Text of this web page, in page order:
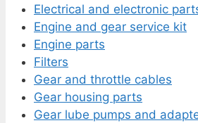
Electrical and electronic
Engine and gear service kit
Engine parts
Filters
Gear and throttle cables
Gear housing parts
Gear lube pumps and